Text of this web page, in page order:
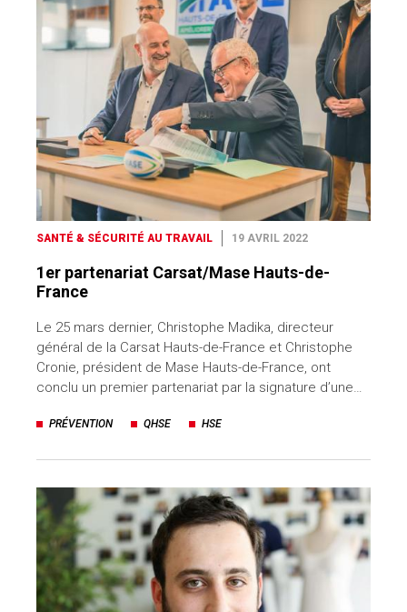
SANTÉ & SÉCURITÉ AU TRAVAIL 19 AVRIL 2022
1er partenariat Carsat/Mase Hauts-de-
France
Le 25 mars dernier, Christophe Madika, directeur
général de la Carsat Hauts-de-France et Christophe
Cronie, président de Mase Hauts-de-France, ont
conclu un premier partenariat par la signature d’une…
PRÉVENTION QHSE HSE